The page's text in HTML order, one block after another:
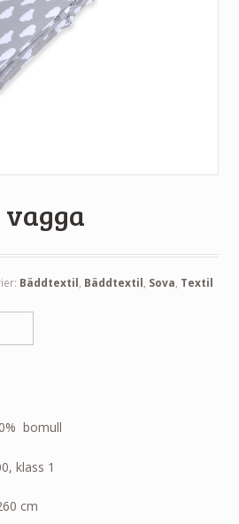
Bäddtextil, Bäddtextil, Sova, Textil
bomull
klass 1
cm